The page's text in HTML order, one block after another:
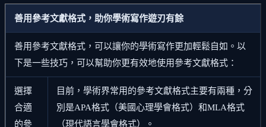
善用參考文獻格式，助你學術寫作遊刃有餘
善用參考文獻格式，可以讓你的學術寫作更加輕鬆自如。以
下是一些技巧，可以幫助你更有效地使用參考文獻格式：
選擇
合適
的參
目前，學術界常用的參考文獻格式主要有兩種，分
別是APA格式（美國心理學會格式）和MLA格式
（現代語言學會格式）。